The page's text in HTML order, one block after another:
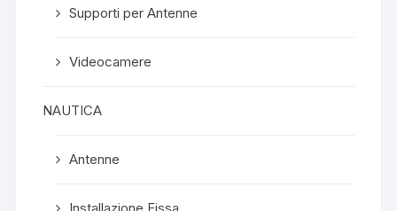
Supporti per Antenne
Videocamere
NAUTICA
Antenne
Installazione Fissa